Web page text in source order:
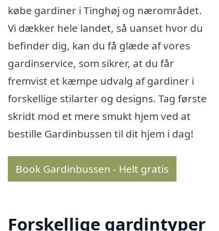
købe gardiner i Tinghøj og nærområdet.
Vi dækker hele landet, så uanset hvor du
befinder dig, kan du få glæde af vores
gardinservice, som sikrer, at du får
fremvist et kæmpe udvalg af gardiner i
forskellige stilarter og designs. Tag første
skridt mod et mere smukt hjem ved at
bestille Gardinbussen til dit hjem i dag!
Book Gardinbussen - Helt gratis
Forskellige gardintyper